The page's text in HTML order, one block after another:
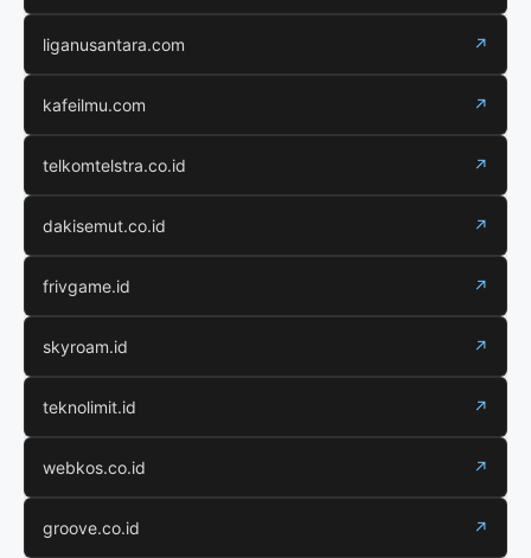
liganusantara.com ↗
kafeilmu.com ↗
telkomtelstra.co.id ↗
dakisemut.co.id ↗
frivgame.id ↗
skyroam.id ↗
teknolimit.id ↗
webkos.co.id ↗
groove.co.id ↗